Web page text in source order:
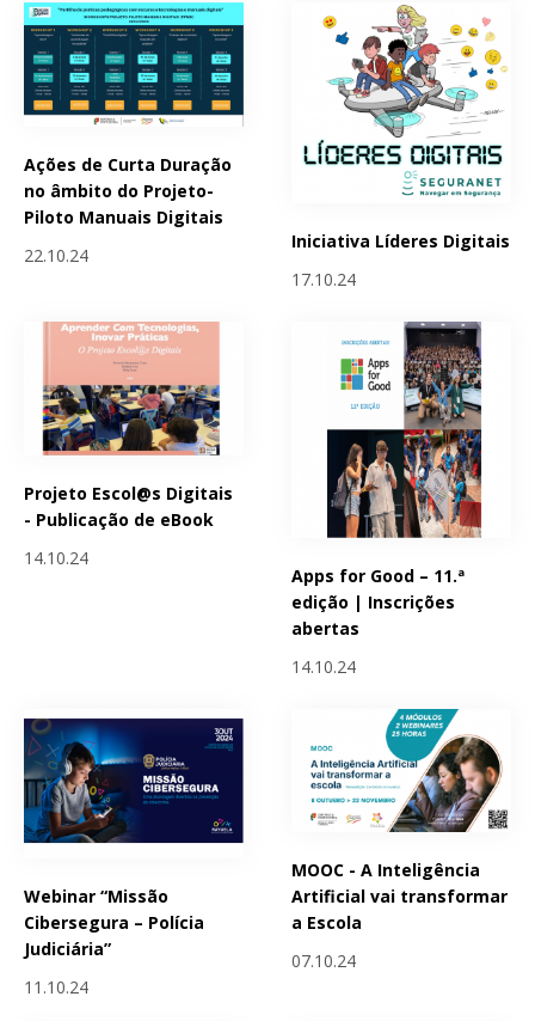
Ações de Curta Duração
no âmbito do Projeto-
Piloto Manuais Digitais
22.10.24
Iniciativa Líderes Digitais
17.10.24
Projeto Escol@s Digitais
- Publicação de eBook
14.10.24
Apps for Good – 11.ª
edição | Inscrições
abertas
14.10.24
Webinar “Missão
Cibersegura – Polícia
Judiciária”
11.10.24
MOOC - A Inteligência
Artificial vai transformar
a Escola
07.10.24